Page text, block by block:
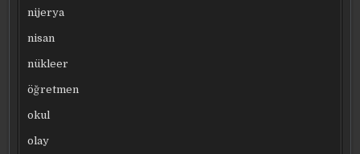
nijerya
nisan
nükleer
öğretmen
okul
olay